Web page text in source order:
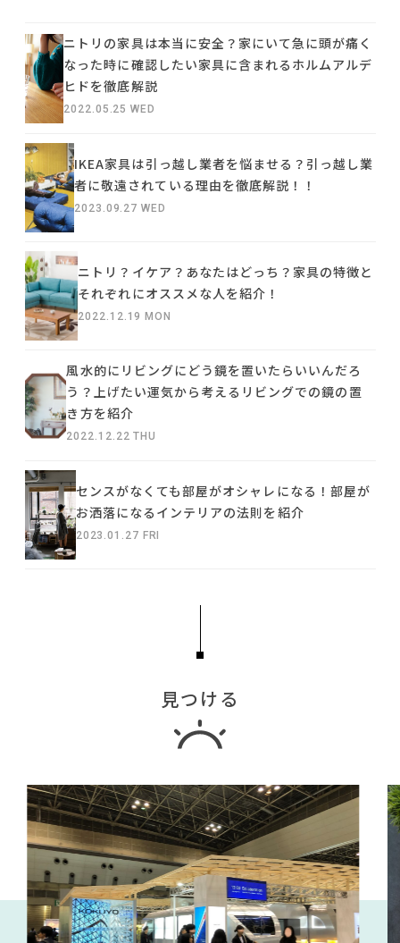
ニトリの家具は本当に安全？家にいて急に頭が痛く
なった時に確認したい家具に含まれるホルムアルデ
ヒドを徹底解説
2022.05.25 WED
IKEA家具は引っ越し業者を悩ませる？引っ越し業
者に敬遠されている理由を徹底解説！！
2023.09.27 WED
ニトリ？イケア？あなたはどっち？家具の特徴と
それぞれにオススメな人を紹介！
2022.12.19 MON
風水的にリビングにどう鏡を置いたらいいんだろ
う？上げたい運気から考えるリビングでの鏡の置
き方を紹介
2022.12.22 THU
センスがなくても部屋がオシャレになる！部屋が
お洒落になるインテリアの法則を紹介
2023.01.27 FRI
見つける